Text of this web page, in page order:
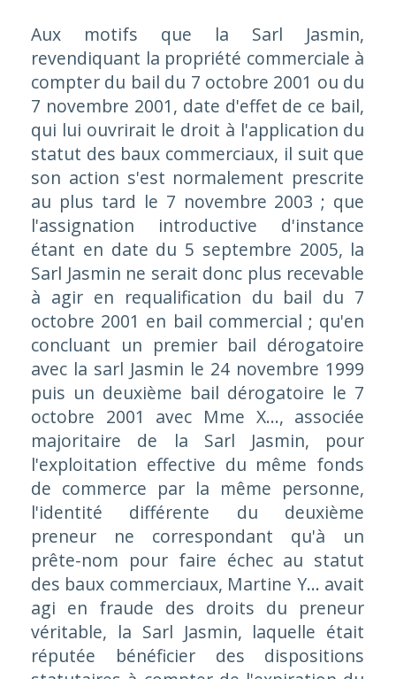
Aux motifs que la Sarl Jasmin,
revendiquant la propriété commerciale à
compter du bail du 7 octobre 2001 ou du
7 novembre 2001, date d'effet de ce bail,
qui lui ouvrirait le droit à l'application du
statut des baux commerciaux, il suit que
son action s'est normalement prescrite
au plus tard le 7 novembre 2003 ; que
l'assignation introductive d'instance
étant en date du 5 septembre 2005, la
Sarl Jasmin ne serait donc plus recevable
à agir en requalification du bail du 7
octobre 2001 en bail commercial ; qu'en
concluant un premier bail dérogatoire
avec la sarl Jasmin le 24 novembre 1999
puis un deuxième bail dérogatoire le 7
octobre 2001 avec Mme X..., associée
majoritaire de la Sarl Jasmin, pour
l'exploitation effective du même fonds
de commerce par la même personne,
l'identité différente du deuxième
preneur ne correspondant qu'à un
prête-nom pour faire échec au statut
des baux commerciaux, Martine Y... avait
agi en fraude des droits du preneur
véritable, la Sarl Jasmin, laquelle était
réputée bénéficier des dispositions